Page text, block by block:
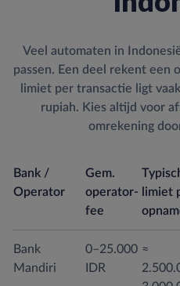
Veel automaten in
passen. Een deel rekent een
limiet per transactie ligt
rupiah. Kies altijd voor
omrekening
Bank /
Operator
Gem.
operator-
fee
limiet
Bank
Mandiri
0–25.000
IDR
≈